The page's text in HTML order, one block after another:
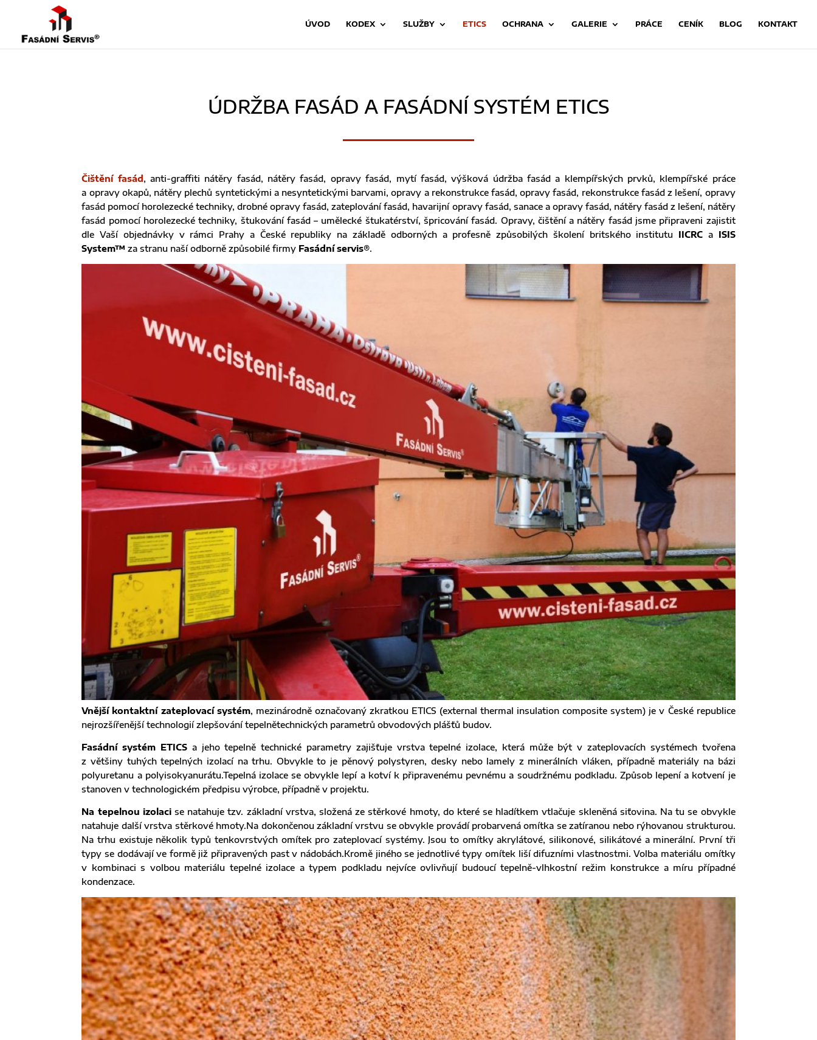
ÚVOD KODEX SLUŽBY ETICS OCHRANA GALERIE PRÁCE CENÍK BLOG KONTAKT
ÚDRŽBA FASÁD A FASÁDNÍ SYSTÉM ETICS
Čištění fasád , anti-graffiti nátěry fasád, nátěry fasád, opravy fasád, mytí fasád, výšková údržba fasád a klempířských prvků, klempířské práce
a opravy okapů, nátěry plechů syntetickými a nesyntetickými barvami, opravy a rekonstrukce fasád, opravy fasád, rekonstrukce fasád z lešení, opravy
fasád pomocí horolezecké techniky, drobné opravy fasád, zateplování fasád, havarijní opravy fasád, sanace a opravy fasád, nátěry fasád z lešení, nátěry
fasád pomocí horolezecké techniky, štukování fasád – umělecké štukatérství, špricování fasád. Opravy, čištění a nátěry fasád jsme připraveni zajistit
dle Vaší objednávky v rámci Prahy a České republiky na základě odborných a profesně způsobilých školení britského institutu IICRC a ISIS
System™ za stranu naší odborně způsobilé firmy Fasádní servis®.
Vnější kontaktní zateplovací systém, mezinárodně označovaný zkratkou ETICS (external thermal insulation composite system) je v České republice
nejrozšířenější technologií zlepšování tepelnětechnických parametrů obvodových plášťů budov.
Fasádní systém ETICSa jeho tepelně technické parametry zajišťuje vrstva tepelné izolace, která může být v zateplovacích systémech tvořena
z většiny tuhých tepelných izolací na trhu. Obvykle to je pěnový polystyren, desky nebo lamely z minerálních vláken, případně materiály na bázi
polyuretanu a polyisokyanurátu.Tepelná izolace se obvykle lepí a kotví k připravenému pevnému a soudržnému podkladu. Způsob lepení a kotvení je
stanoven v technologickém předpisu výrobce, případně v projektu.
Na tepelnou izolacise natahuje tzv. základní vrstva, složená ze stěrkové hmoty, do které se hladítkem vtlačuje skleněná siťovina. Na tu se obvykle
natahuje další vrstva stěrkové hmoty.Na dokončenou základní vrstvu se obvykle provádí probarvená omítka se zatíranou nebo rýhovanou strukturou.
Na trhu existuje několik typů tenkovrstvých omítek pro zateplovací systémy. Jsou to omítky akrylátové, silikonové, silikátové a minerální. První tři
typy se dodávají ve formě již připravených past v nádobách.Kromě jiného se jednotlivé typy omítek liší difuzními vlastnostmi. Volba materiálu omítky
v kombinaci s volbou materiálu tepelné izolace a typem podkladu nejvíce ovlivňují budoucí tepelně-vlhkostní režim konstrukce a míru případné
kondenzace.